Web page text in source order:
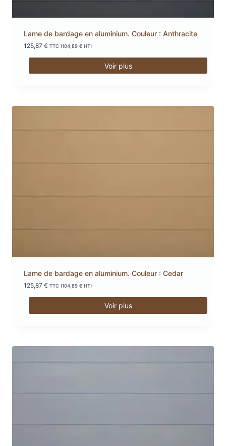
Lame de bardage en aluminium. Couleur : Anthracite
125,87 € TTC (104,89 € HT)
Voir plus
Lame de bardage en aluminium. Couleur : Cedar
125,87 € TTC (104,89 € HT)
Voir plus